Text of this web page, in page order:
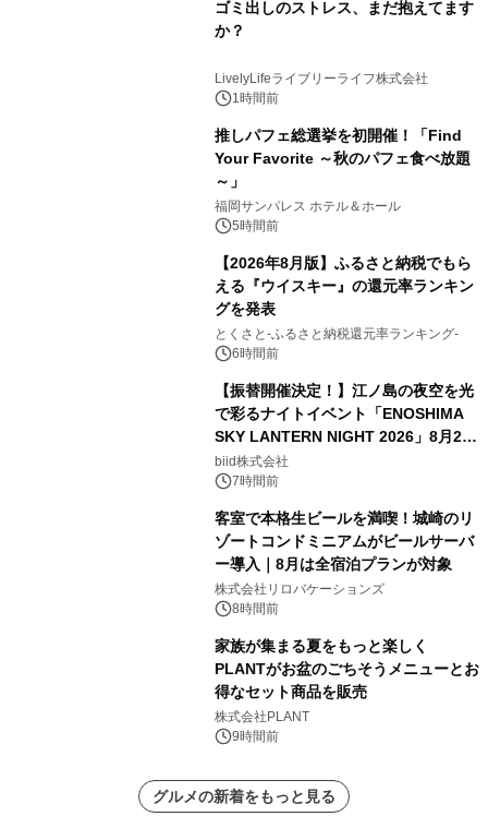
ゴミ出しのストレス、まだ抱えてます
か？
LivelyLifeライブリーライフ株式会社
1時間前
推しパフェ総選挙を初開催！「Find
Your Favorite ～秋のパフェ食べ放題
～」
福岡サンパレス ホテル＆ホール
5時間前
【2026年8月版】ふるさと納税でもら
える『ウイスキー』の還元率ランキン
グを発表
とくさと-ふるさと納税還元率ランキング-
6時間前
【振替開催決定！】江ノ島の夜空を光
で彩るナイトイベント「ENOSHIMA
SKY LANTERN NIGHT 2026」8月22
日(土)振替開催＆受付スタート！
biid株式会社
7時間前
客室で本格生ビールを満喫！城崎のリ
ゾートコンドミニアムがビールサーバ
ー導入｜8月は全宿泊プランが対象
株式会社リロバケーションズ
8時間前
家族が集まる夏をもっと楽しく
PLANTがお盆のごちそうメニューとお
得なセット商品を販売
株式会社PLANT
9時間前
グルメの新着をもっと見る